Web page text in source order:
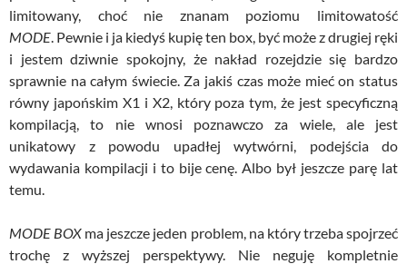
limitowany, choć nie znanam poziomu limitowatość
MODE Pewnie i ja kiedyś kupię ten box, być może z drugiej ręki
i jestem dziwnie spokojny, że nakład rozejdzie się bardzo
sprawnie na całym świecie. Za jakiś czas może mieć on status
równy japońskim X1 i X2, który poza tym, że jest specyficzną
kompilacją, to nie wnosi poznawczo za wiele, ale jest
unikatowy z powodu upadłej wytwórni, podejścia do
wydawania kompilacji i to bije cenę. Albo był jeszcze parę lat
temu.
MODE BOX ma jeszcze jeden problem, na który trzeba spojrzeć
trochę z wyższej perspektywy. Nie neguję kompletnie